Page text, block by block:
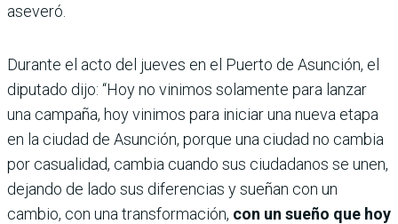
aseveró.
Durante el acto del jueves en el Puerto de Asunción, el
diputado dijo: “Hoy no vinimos solamente para lanzar
una campaña, hoy vinimos para iniciar una nueva etapa
en la ciudad de Asunción, porque una ciudad no cambia
por casualidad, cambia cuando sus ciudadanos se unen,
dejando de lado sus diferencias y sueñan con un
cambio, con una transformación, con un sueño que hoy